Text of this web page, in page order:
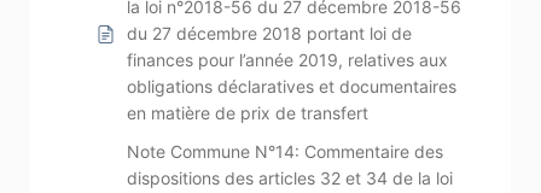
la loi n°2018-56 du 27 décembre 2018-56
du 27 décembre 2018 portant loi de
finances pour l’année 2019, relatives aux
obligations déclaratives et documentaires
en matière de prix de transfert
Note Commune N°14: Commentaire des
dispositions des articles 32 et 34 de la loi